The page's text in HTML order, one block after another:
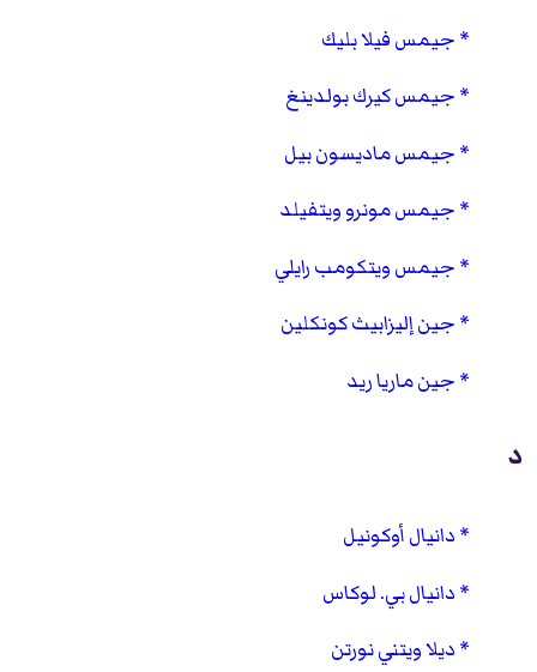
جيمس فيلا بليك
جيمس كيرك بولدينغ
جيمس ماديسون بيل
جيمس مونرو ويتفيلد
جيمس ويتكومب رايلي
جين إليزابيث كونكلين
جين ماريا ريد
د
دانيال أوكونيل
دانيال بي. لوكاس
ديلا ويتني نورتن